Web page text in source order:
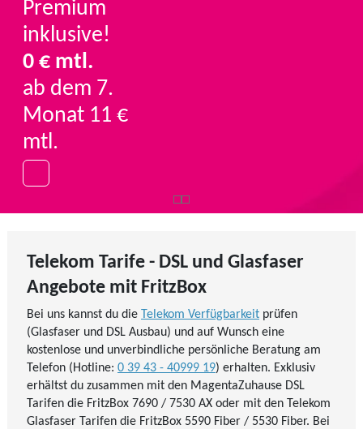
Premium
inklusive!
0 € mtl.
ab dem 7.
Monat 11 €
mtl.
Telekom Tarife - DSL und Glasfaser
Angebote mit FritzBox
Bei uns kannst du die Telekom Verfügbarkeit prüfen
(Glasfaser und DSL Ausbau) und auf Wunsch eine
kostenlose und unverbindliche persönliche Beratung am
Telefon (Hotline: 0 39 43 - 40999 19) erhalten. Exklusiv
erhältst du zusammen mit den MagentaZuhause DSL
Tarifen die FritzBox 7690 / 7530 AX oder mit den Telekom
Glasfaser Tarifen die FritzBox 5590 Fiber / 5530 Fiber. Bei